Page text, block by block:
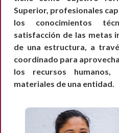
Superior, profesionales
los conocimientos
satisfacción de las metas
de una estructura, a
coordinado para
los recursos humanos,
materiales de una entidad.